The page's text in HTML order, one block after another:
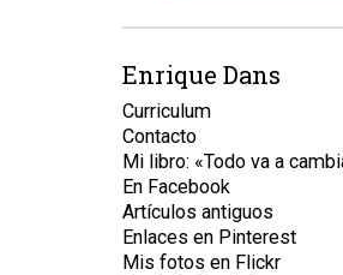
Enrique Dans
Curriculum
Contacto
Mi libro: «Todo va a
En Facebook
Artículos antiguos
Enlaces en Pinterest
Mis fotos en Flickr